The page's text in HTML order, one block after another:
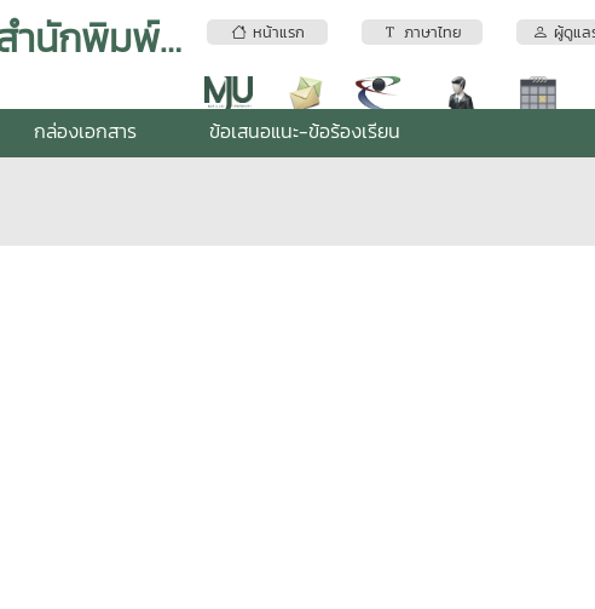
หน้าแรก ภาษาไทย ผู้ดูแล
งานพัฒนาระบบเทคโนโลยีสารสนเทศและสื่อสิ่งพิมพ์ (สำนักพิมพ์) สำนักบริหารและพัฒนาวิชาการ
กล่องเอกสาร ข้อเสนอแนะ-ข้อร้องเรียน